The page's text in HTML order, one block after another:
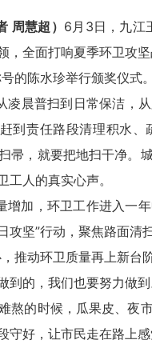
周慧超） 6月3日，九江
全面打响夏季环卫攻坚
的陈水珍举行颁奖仪
凌晨普扫到日常保洁，
到责任路段清理积水
帚，就要把地扫干净。
人的真实心声。
增加，环卫工作进入一
攻坚”行动，聚焦路面
推动环卫质量再上新台阶
到的，我们也要努力做
熬的时候，瓜果皮、夜
守好，让市民走在路上